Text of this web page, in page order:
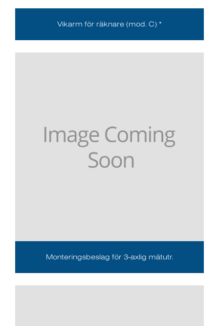
Vikarm för räknare (mod. C) *
Monteringsbeslag för 3-axlig mätutr.